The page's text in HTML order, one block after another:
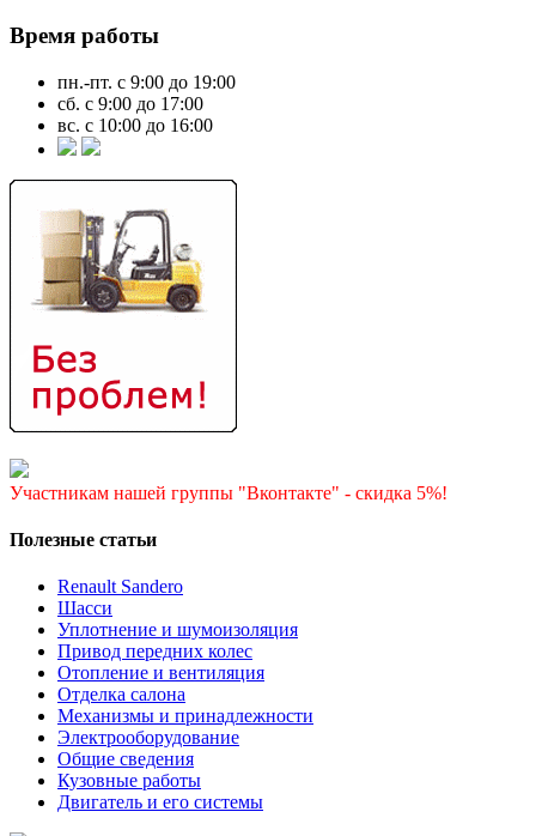
Время работы
пн.-пт. с 9:00 до 19:00
сб. с 9:00 до 17:00
вс. с 10:00 до 16:00
Участникам нашей группы "Вконтакте" - скидка 5%!
Полезные статьи
Renault Sandero
Шасси
Уплотнение и шумоизоляция
Привод передних колес
Отопление и вентиляция
Отделка салона
Механизмы и принадлежности
Электрооборудование
Общие сведения
Кузовные работы
Двигатель и его системы